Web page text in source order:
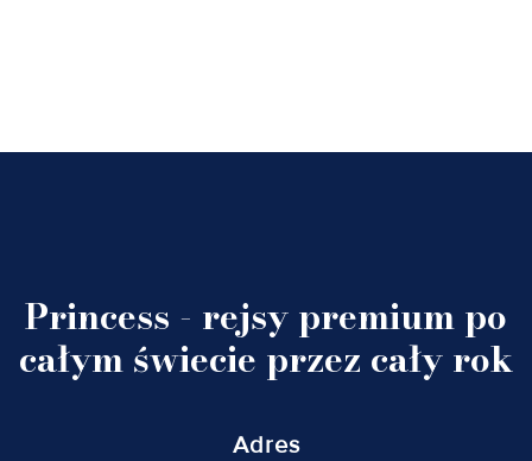
Princess - rejsy premium po
całym świecie przez cały rok
Adres